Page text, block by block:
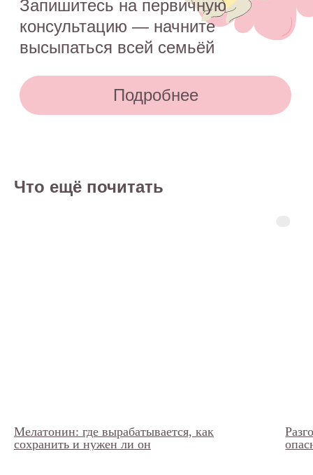
Что ещё почитать
Мелатонин: где вырабатывается, как
сохранить и нужен ли он